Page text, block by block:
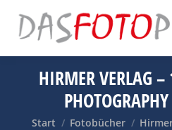
HIRMER VERLAG –
Sie befinden sich hier:
Start Fotobücher